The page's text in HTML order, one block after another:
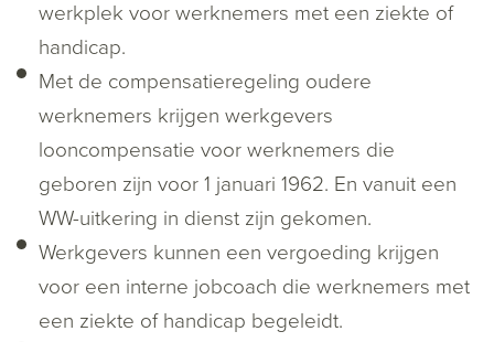
werkplek voor werknemers met een ziekte of
handicap.
Met de compensatieregeling oudere
werknemers krijgen werkgevers
looncompensatie voor werknemers die
geboren zijn voor 1 januari 1962. En vanuit een
WW-uitkering in dienst zijn gekomen.
Werkgevers kunnen een vergoeding krijgen
voor een interne jobcoach die werknemers met
een ziekte of handicap begeleidt.